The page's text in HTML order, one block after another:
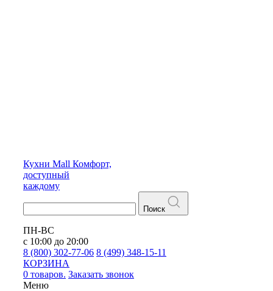
Кухни Mall Комфорт,
доступный
каждому
Поиск
ПН-ВС
с 10:00 до 20:00
8 (800) 302-77-06 8 (499) 348-15-11
КОРЗИНА
0 товаров. Заказать звонок
Меню